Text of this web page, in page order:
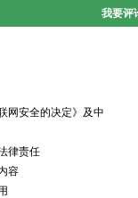
我要评
网安全的决定》及中
律责任
容